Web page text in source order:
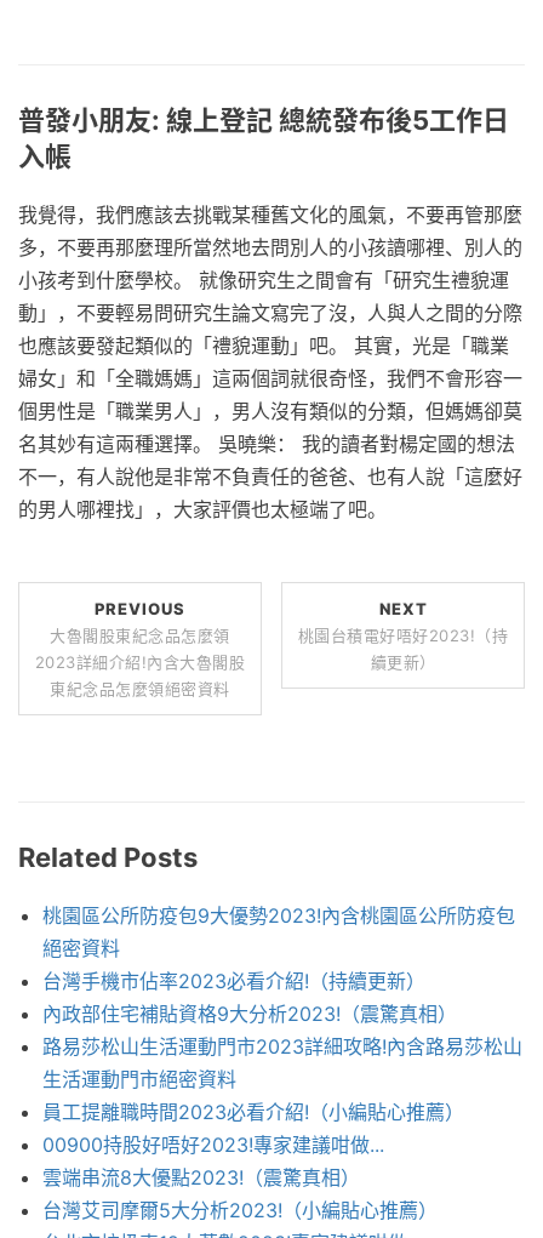
普發小朋友: 線上登記 總統發布後5工作日
入帳
我覺得，我們應該去挑戰某種舊文化的風氣，不要再管那麼
多，不要再那麼理所當然地去問別人的小孩讀哪裡、別人的
小孩考到什麼學校。 就像研究生之間會有「研究生禮貌運
動」，不要輕易問研究生論文寫完了沒，人與人之間的分際
也應該要發起類似的「禮貌運動」吧。 其實，光是「職業
婦女」和「全職媽媽」這兩個詞就很奇怪，我們不會形容一
個男性是「職業男人」，男人沒有類似的分類，但媽媽卻莫
名其妙有這兩種選擇。 吳曉樂： 我的讀者對楊定國的想法
不一，有人說他是非常不負責任的爸爸、也有人說「這麼好
的男人哪裡找」，大家評價也太極端了吧。
PREVIOUS
大魯閣股東紀念品怎麼領
2023詳細介紹!內含大魯閣股
東紀念品怎麼領絕密資料
NEXT
桃園台積電好唔好2023!（持
續更新）
Related Posts
桃園區公所防疫包9大優勢2023!內含桃園區公所防疫包
絕密資料
台灣手機市佔率2023必看介紹!（持續更新）
內政部住宅補貼資格9大分析2023!（震驚真相）
路易莎松山生活運動門市2023詳細攻略!內含路易莎松山
生活運動門市絕密資料
員工提離職時間2023必看介紹!（小編貼心推薦）
00900持股好唔好2023!專家建議咁做...
雲端串流8大優點2023!（震驚真相）
台灣艾司摩爾5大分析2023!（小編貼心推薦）